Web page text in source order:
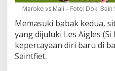
Maroko vs Mali – Foto: Dok. Bein
Memasuki babak kedua,
yang dijuluki Les Aigles
kepercayaan diri baru di
Saintfiet.